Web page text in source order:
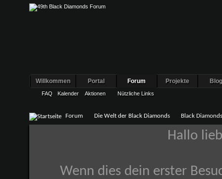
Willkommen Portal Forum
FAQ Kalender Aktionen Nützliche Links
Projekte
Forum Die Welt der Black Diamonds Black
Hallo
Wenn dies dein erster